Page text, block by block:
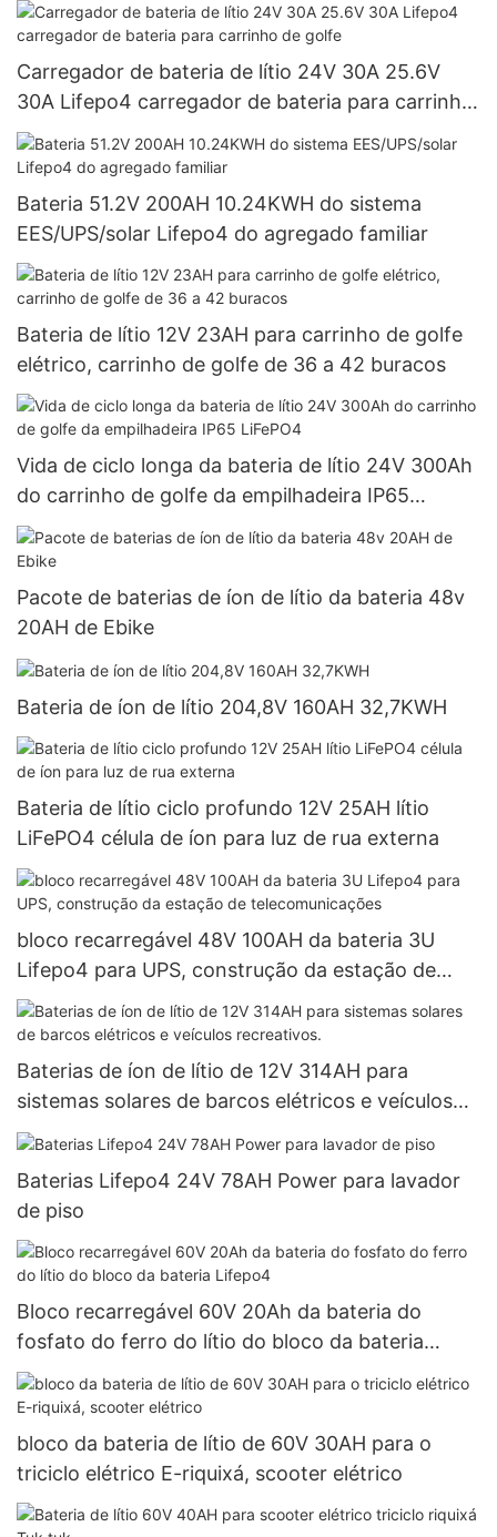
Carregador de bateria de lítio 24V 30A 25.6V
30A Lifepo4 carregador de bateria para carrinho
de golfe
Bateria 51.2V 200AH 10.24KWH do sistema
EES/UPS/solar Lifepo4 do agregado familiar
Bateria de lítio 12V 23AH para carrinho de golfe
elétrico, carrinho de golfe de 36 a 42 buracos
Vida de ciclo longa da bateria de lítio 24V 300Ah
do carrinho de golfe da empilhadeira IP65
LiFePO4
Pacote de baterias de íon de lítio da bateria 48v
20AH de Ebike
Bateria de íon de lítio 204,8V 160AH 32,7KWH
Bateria de lítio ciclo profundo 12V 25AH lítio
LiFePO4 célula de íon para luz de rua externa
bloco recarregável 48V 100AH ​​da bateria 3U
Lifepo4 para UPS, construção da estação de
telecomunicações
Baterias de íon de lítio de 12V 314AH para
sistemas solares de barcos elétricos e veículos
recreativos.
Baterias Lifepo4 24V 78AH Power para lavador
de piso
Bloco recarregável 60V 20Ah da bateria do
fosfato do ferro do lítio do bloco da bateria
Lifepo4
bloco da bateria de lítio de 60V 30AH para o
triciclo elétrico E-riquixá, scooter elétrico